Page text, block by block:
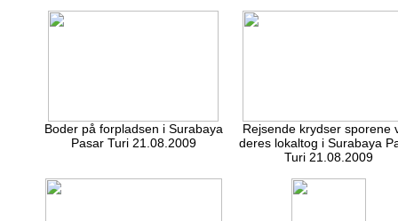
Boder på forpladsen i Surabaya
Pasar Turi 21.08.2009
Rejsende krydser sporene
deres lokaltog i Surabaya
Turi 21.08.2009